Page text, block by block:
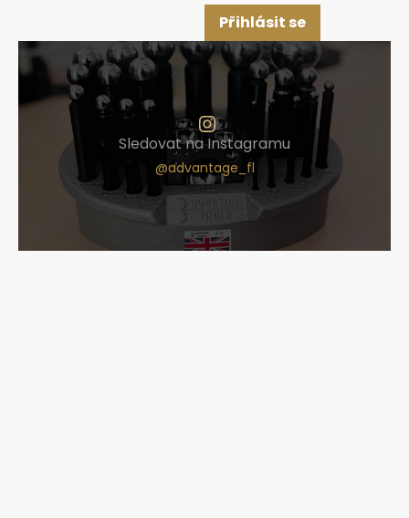
Přihlásit se
Sledovat na Instagramu